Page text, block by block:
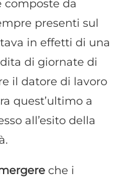
composte da
presenti sul
in effetti di una
di giornate di
il datore di lavoro
quest’ultimo a
all’esito della
che i